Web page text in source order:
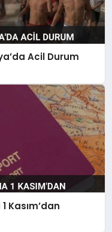
Acil Durum
Kasım’dan